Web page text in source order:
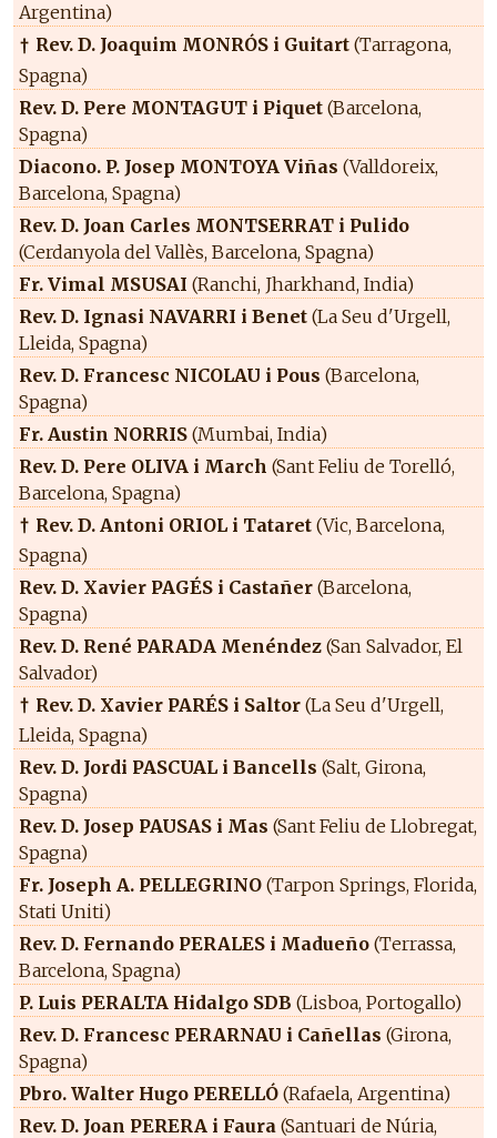
Argentina)
† Rev. D. Joaquim MONRÓS i Guitart (Tarragona,
Spagna)
Rev. D. Pere MONTAGUT i Piquet (Barcelona,
Spagna)
Diacono. P. Josep MONTOYA Viñas (Valldoreix,
Barcelona, Spagna)
Rev. D. Joan Carles MONTSERRAT i Pulido
(Cerdanyola del Vallès, Barcelona, Spagna)
Fr. Vimal MSUSAI (Ranchi, Jharkhand, India)
Rev. D. Ignasi NAVARRI i Benet (La Seu d'Urgell,
Lleida, Spagna)
Rev. D. Francesc NICOLAU i Pous (Barcelona,
Spagna)
Fr. Austin NORRIS (Mumbai, India)
Rev. D. Pere OLIVA i March (Sant Feliu de Torelló,
Barcelona, Spagna)
† Rev. D. Antoni ORIOL i Tataret (Vic, Barcelona,
Spagna)
Rev. D. Xavier PAGÉS i Castañer (Barcelona,
Spagna)
Rev. D. René PARADA Menéndez (San Salvador, El
Salvador)
† Rev. D. Xavier PARÉS i Saltor (La Seu d'Urgell,
Lleida, Spagna)
Rev. D. Jordi PASCUAL i Bancells (Salt, Girona,
Spagna)
Rev. D. Josep PAUSAS i Mas (Sant Feliu de Llobregat,
Spagna)
Fr. Joseph A. PELLEGRINO (Tarpon Springs, Florida,
Stati Uniti)
Rev. D. Fernando PERALES i Madueño (Terrassa,
Barcelona, Spagna)
P. Luis PERALTA Hidalgo SDB (Lisboa, Portogallo)
Rev. D. Francesc PERARNAU i Cañellas (Girona,
Spagna)
Pbro. Walter Hugo PERELLÓ (Rafaela, Argentina)
Rev. D. Joan PERERA i Faura (Santuari de Núria,